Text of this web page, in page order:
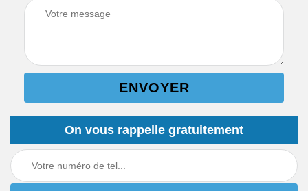
On vous rappelle gratuitement